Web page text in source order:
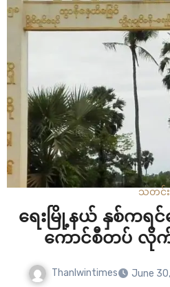
သတင်း
ရေးမြို့နယ် နှစ်ကရ
ကောင်စီတပ် လိုက်
Thanlwintimes June